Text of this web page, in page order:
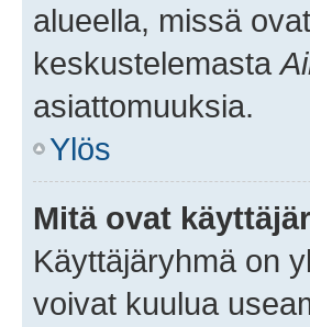
alueella, missä
keskustelemasta
asiattomuuksia.
Ylös
Mitä ovat
Käyttäjäryhmä on
voivat kuulua